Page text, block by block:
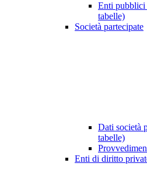
Enti pubblici
tabelle)
Società partecipate
Dati società
tabelle)
Enti di diritto